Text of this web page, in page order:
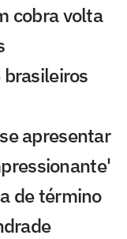
cobra volta
apresentar
de término